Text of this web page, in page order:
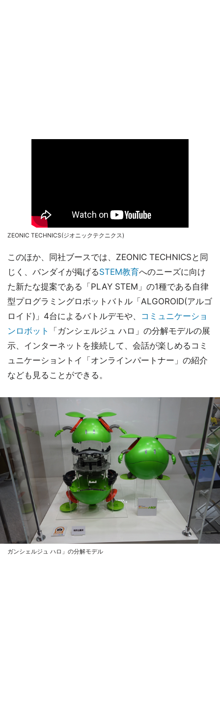
ZEONIC TECHNICS(ジオニックテクニクス)
このほか、同社ブースでは、ZEONIC TECHNICSと同
じく、バンダイが掲げるSTEM教育へのニーズに向け
た新たな提案である「PLAY STEM」の1種である自律
型プログラミングロボットバトル「ALGOROID(アルゴ
ロイド)」4台によるバトルデモや、 コミュニケーショ
ンロボット
「ガンシェルジュ ハロ」の分解モデルの展
示、インターネットを接続して、会話が楽しめるコミ
ュニケーショントイ「オンラインパートナー」の紹介
なども見ることができる。
ガンシェルジュ ハロ」の分解モデル